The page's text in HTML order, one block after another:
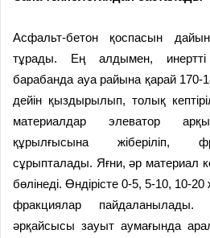
Асфальт-бетон қоспасын
тұрады. Ең алдымен,
барабанда ауа райына қарай 170-
дейін қыздырылып, толық
материалдар элеватор
құрылғысына жіберіліп,
сұрыпталады. Яғни, әр материал
бөлінеді. Өндірісте 0-5, 5-10, 10-
фракциялар пайдаланылады.
әрқайсысы зауыт аумағында